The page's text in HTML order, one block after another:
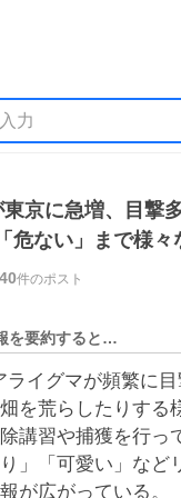
京に急増、目撃
危ない」まで様々
40件のポスト
を要約すると…
ライグマが頻繁に
を荒らしたりする
講習や捕獲を行っ
」「可愛い」など
が広がっている。